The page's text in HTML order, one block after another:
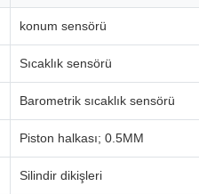
konum sensörü
Sıcaklık sensörü
Barometrik sıcaklık sensörü
Piston halkası; 0.5MM
Silindir dikişleri